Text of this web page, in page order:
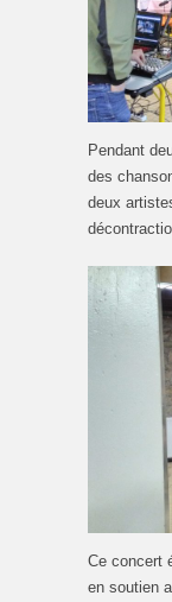
Pendant
des
deux
Ce concert
en soutien